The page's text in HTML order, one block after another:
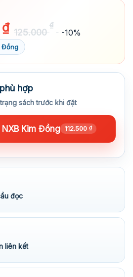
₫ 125.000
₫
-10%
Đồng
hợp
sách trước khi đặt
Kim Đồng 112.500 ₫
đọc
liên kết